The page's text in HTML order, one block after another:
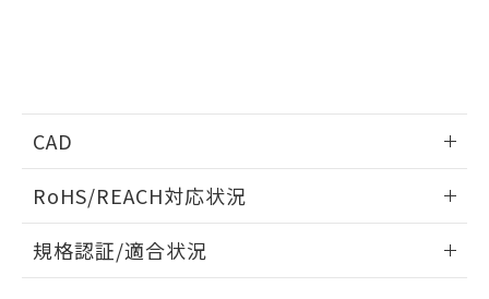
CAD
ドすることができます。
ログイン/会員登録
RoHS/REACH対応状況
EU RoHS 注意事項・凡例
規格認証/適合状況
るもので、過去に遡って非含有を証明する
また、RoHS指令のフタル酸エステル類４
物質の対応では、対応完了までの期間は出
荷製品に未対応品が混在することから備考
既に当社にて対応品への在庫切替を完了
していることから、特段のことがない限